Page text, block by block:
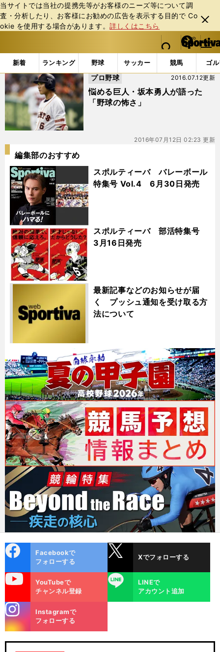
当サイトでは当社の提携先等がお客様のニーズ等について調
査・分析したり、お客様にお勧めの広告を表⽰する⽬的で Co
okie を使⽤する場合があります。詳しくはこちら
閉じ
る
web Sportiva (webスポルティーバ)
検索
マイペ
ー
ジ
メニュ
新着 ランキング 野球 サッカー 競馬 ゴ
b
ス
ポ
ル
テ
ー
バ
「#1000本安打」の最新ニュース・ 情報
悩める巨人・坂本勇人が語った
「野球の怖さ」
2016.07.12更新
プロ野球
2016年07月12日 02:23 更新
編集部のおすすめ
スポルティーバ バレーボール
特集号 Vol.4 6月30日発売
スポルティーバ 部活特集号
3月16日発売
最新記事などのお知らせが届
く プッシュ通知を受け取る方
法について
ok
Facebookで
フォローする
Xでフォローする
YouTubeで
チャンネル登録
LINE
LINEで
アカウント追加
m
Instagramで
フォローする